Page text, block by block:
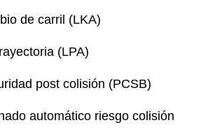
de carril (LKA)
(LPA)
post colisión (PCSB)
automático riesgo colisión